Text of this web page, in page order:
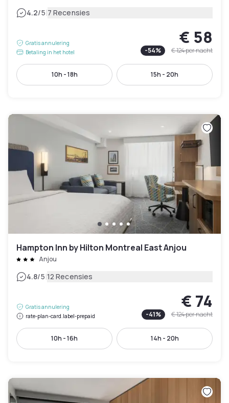
4.2/5|7 Recensies
Gratis annulering
Betaling in het hotel
€ 58
-54% € 124per nacht
10h - 18h 15h - 20h
Hampton Inn by Hilton Montreal East Anjou
Anjou
4.8/5|12 Recensies
Gratis annulering
rate-plan-card.label-prepaid
€ 74
-41% € 124per nacht
10h - 16h 14h - 20h